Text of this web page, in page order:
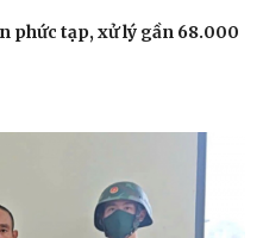
phức tạp, xử lý gần 68.000